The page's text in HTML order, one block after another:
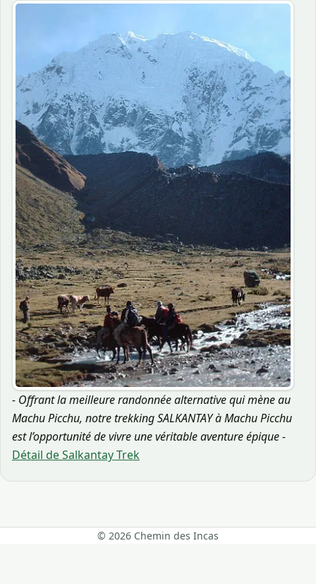
- Offrant la meilleure randonnée alternative qui mène au
Machu Picchu, notre trekking SALKANTAY à Machu Picchu
est l’opportunité de vivre une véritable aventure épique -
Détail de Salkantay Trek
© 2026 Chemin des Incas